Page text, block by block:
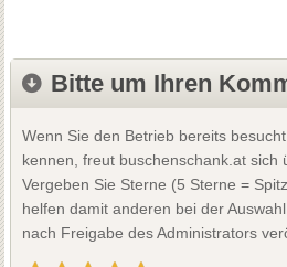
Bitte um Ihren
Wenn Sie den Betrieb bereits
kennen, freut buschenschank.at sich
Vergeben Sie Sterne (5 Sterne =
helfen damit anderen bei der
nach Freigabe des Administrators